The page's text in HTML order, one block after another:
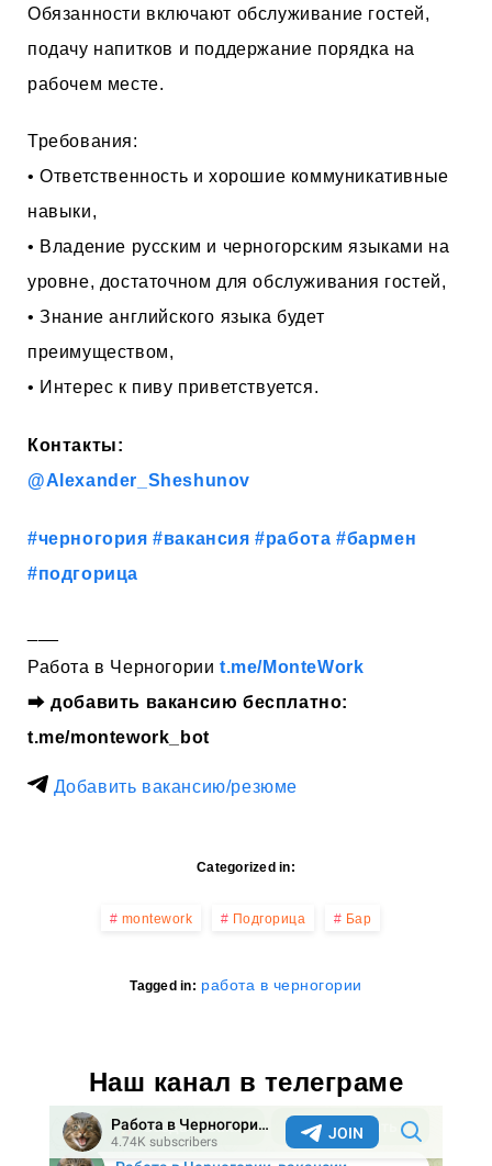
Обязанности включают обслуживание гостей,
подачу напитков и поддержание порядка на
рабочем месте.
Требования:
• Ответственность и хорошие коммуникативные
навыки,
• Владение русским и черногорским языками на
уровне, достаточном для обслуживания гостей,
• Знание английского языка будет
преимуществом,
• Интерес к пиву приветствуется.
Контакты:
@Alexander_Sheshunov
#черногория #вакансия #работа #бармен
#подгорица
Работа в Черногории t.me/MonteWork
⮕добавить вакансию бесплатно:
t.me/montework_bot
Добавить вакансию/резюме
Categorized in:
montework Подгорица Бар
Tagged in: работа в черногории
Наш канал в телеграме